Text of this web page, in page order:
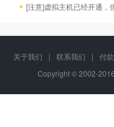
[注意]虚拟主机已经开通，
关于我们 | 联系我们 |
付
Copyright © 2002-